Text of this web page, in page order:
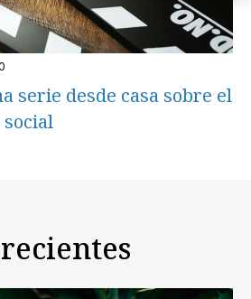
serie desde casa sobre el